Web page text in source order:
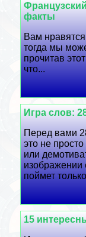
факты
Вам
тогда мы
прочитав
что...
Игра слов:
Перед вами
это не
или
изображении
поймет
15